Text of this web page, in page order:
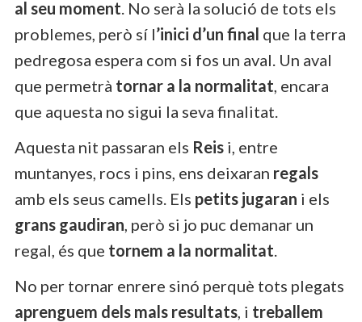
al seu moment. No serà la solució de tots els
problemes, però sí l’inici d’un final que la terra
pedregosa espera com si fos un aval. Un aval
que permetrà tornar a la normalitat, encara
que aquesta no sigui la seva finalitat.
Aquesta nit passaran els Reis i, entre
muntanyes, rocs i pins, ens deixaran regals
amb els seus camells. Els petits jugaran i els
grans gaudiran, però si jo puc demanar un
regal, és que tornem a la normalitat.
No per tornar enrere sinó perquè tots plegats
aprenguem dels mals resultats, i treballem